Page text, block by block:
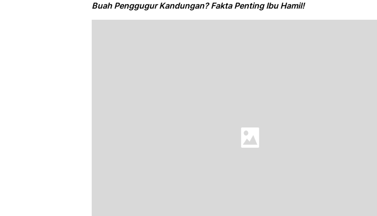
Buah Penggugur Kandungan? Fakta Penting Ibu Hamil!